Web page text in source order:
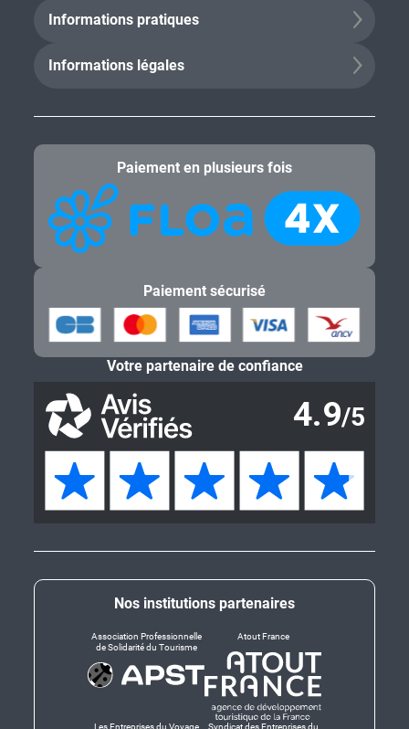
Informations pratiques
Informations légales
Nos institutions partenaires
Association Professionnelle
de Solidarité du Tourisme
Atout France
Paiement en plusieurs fois
Paiement sécurisé
Votre partenaire de confiance